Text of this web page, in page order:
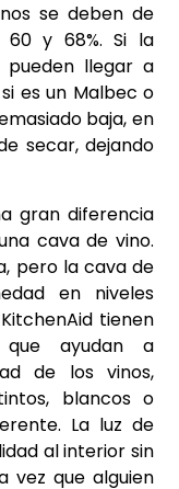
se deben de
60 y 68%. Si la
pueden llegar a
es un Malbec o
baja, en
secar, dejando
gran diferencia
cava de vino.
pero la cava de
en niveles
tienen
ayudan a
de los vinos,
blancos o
La luz de
al interior sin
vez que alguien